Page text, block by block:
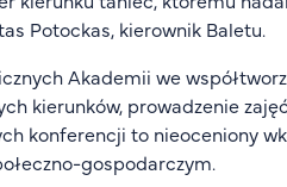
Potockas, kierownik Baletu.
Akademii we
kierunków, prowadzenie
konferencji to nieoceniony
gospodarczym.